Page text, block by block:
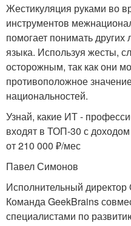
Жестикуляция руками во
инструментов
помогает понимать
языка. Используя жесты,
осторожным, так как они
противоположное
национальностей.
Узнай, какие ИТ -
входят в ТОП-30 с доходом
от 210 000 ₽/мес
Павел Симонов
Исполнительный директор
Команда GeekBrains
специалистами по